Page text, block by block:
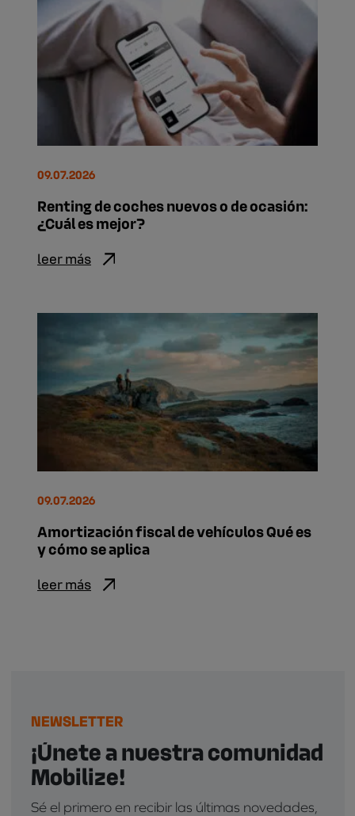
Renting de coches nuevos o de ocasión:
¿Cuál es mejor?
09.07.2026
leer más
Amortización fiscal de vehículos Qué es
y cómo se aplica
09.07.2026
leer más
NEWSLETTER
¡Únete a nuestra comunidad
Mobilize!
Sé el primero en recibir las últimas novedades,